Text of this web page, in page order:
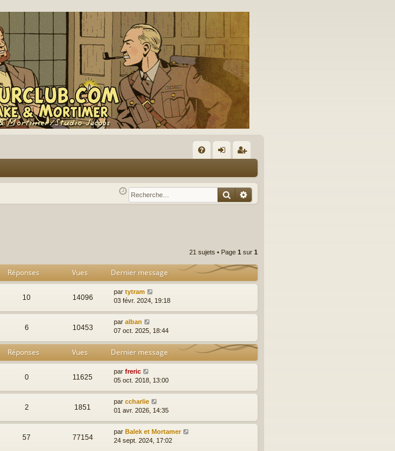
Q ne
xi
nr
eg
r
Rechercher
Recherche avancée
21 sujets • Page 1 sur 1
Réponses Vues Dernier message
10 14096
par tytram
03 févr. 2024, 19:18
6 10453
par alban
07 oct. 2025, 18:44
Réponses Vues Dernier message
0 11625
par freric
05 oct. 2018, 13:00
2 1851
par ccharlie
01 avr. 2026, 14:35
57 77154
par Balek et Mortamer
24 sept. 2024, 17:02